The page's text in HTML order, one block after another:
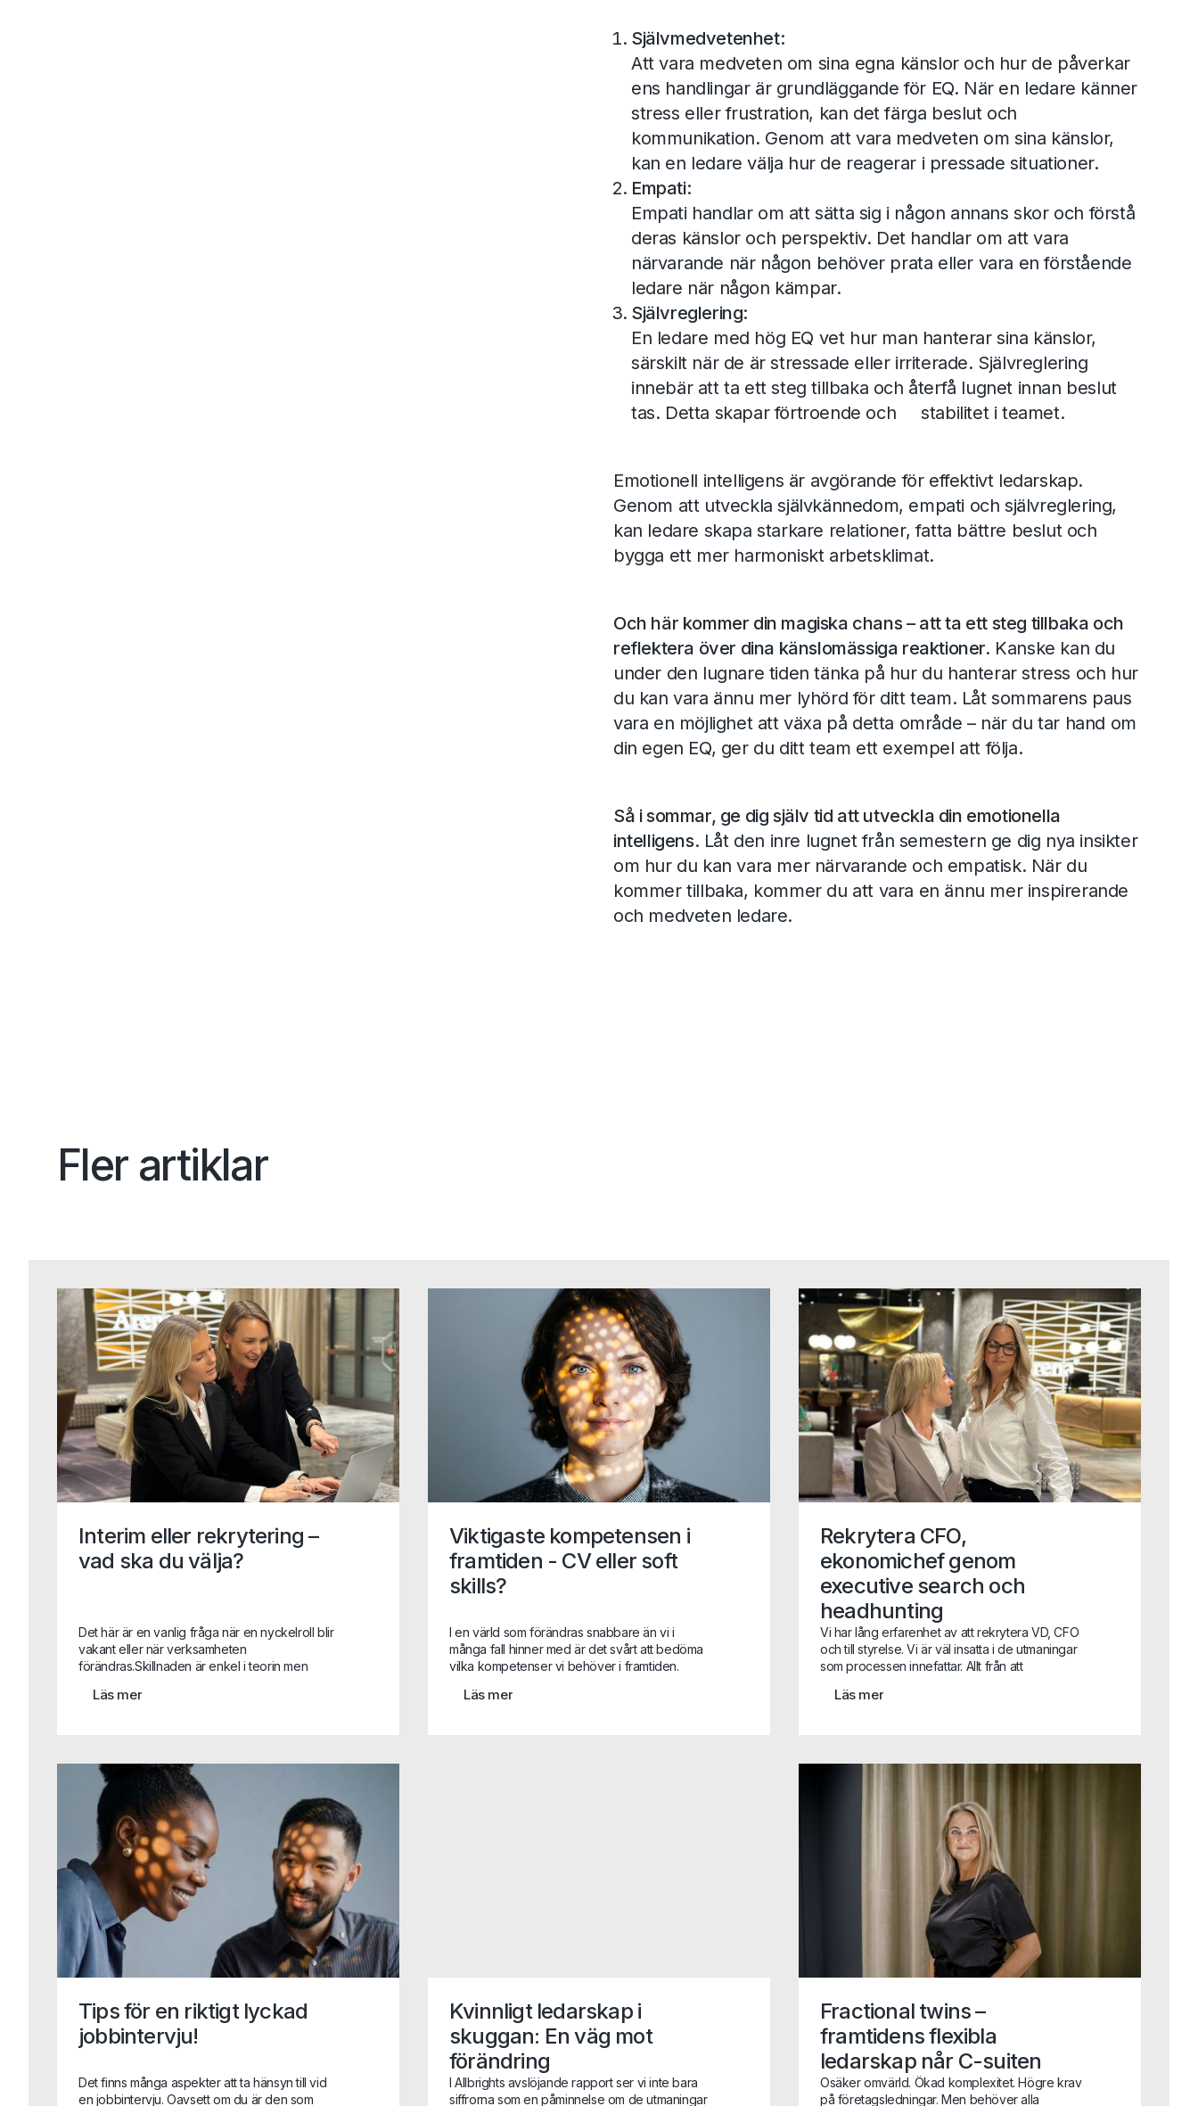
Självmedvetenhet:
Att vara medveten om sina egna känslor och hur de påverkar
ens handlingar är grundläggande för EQ. När en ledare känner
stress eller frustration, kan det färga beslut och
kommunikation. Genom att vara medveten om sina känslor,
kan en ledare välja hur de reagerar i pressade situationer.
Empati:
Empati handlar om att sätta sig i någon annans skor och förstå
deras känslor och perspektiv. Det handlar om att vara
närvarande när någon behöver prata eller vara en förstående
ledare när någon kämpar.
Självreglering:
En ledare med hög EQ vet hur man hanterar sina känslor,
särskilt när de är stressade eller irriterade. Självreglering
innebär att ta ett steg tillbaka och återfå lugnet innan beslut
tas. Detta skapar förtroende och stabilitet i teamet.
Emotionell intelligens är avgörande för effektivt ledarskap.
Genom att utveckla självkännedom, empati och självreglering,
kan ledare skapa starkare relationer, fatta bättre beslut och
bygga ett mer harmoniskt arbetsklimat.
Och här kommer din magiska chans – att ta ett steg tillbaka och
reflektera över dina känslomässiga reaktioner. Kanske kan du
under den lugnare tiden tänka på hur du hanterar stress och hur
du kan vara ännu mer lyhörd för ditt team. Låt sommarens paus
vara en möjlighet att växa på detta område – när du tar hand om
din egen EQ, ger du ditt team ett exempel att följa.
Så i sommar, ge dig själv tid att utveckla din emotionella
intelligens. Låt den inre lugnet från semestern ge dig nya insikter
om hur du kan vara mer närvarande och empatisk. När du
kommer tillbaka, kommer du att vara en ännu mer inspirerande
och medveten ledare.
Fler artiklar
Interim eller rekrytering –
vad ska du välja?
Det här är en vanlig fråga när en nyckelroll blir
vakant eller när verksamheten
förändras.Skillnaden är enkel i teorin men
behov eller är helt avgörande i en
Läs mer
Viktigaste kompetensen i
framtiden - CV eller soft
skills?
I en värld som förändras snabbare än vi i
många fall hinner med är det svårt att bedöma
vilka kompetenser vi behöver i framtiden.
används imorgon och med stor sannolikhet är
Läs mer
Rekrytera CFO,
ekonomichef genom
executive search och
headhunting
Vi har lång erfarenhet av att rekrytera VD, CFO
och till styrelse. Vi är väl insatta i de utmaningar
som processen innefattar. Allt från att
attrahera de mest lämpade kandidaterna som
uppdraget - något vi är vana vid. Har det
specialistkompetens? Hör av dig till oss!
Läs mer
Tips för en riktigt lyckad
jobbintervju!
Det finns många aspekter att ta hänsyn till vid
en jobbintervju. Oavsett om du är den som
Kvinnligt ledarskap i
skuggan: En väg mot
förändring
I Allbrights avslöjande rapport ser vi inte bara
siffrorna som en påminnelse om de utmaningar
Fractional twins –
framtidens flexibla
ledarskap når C-suiten
Osäker omvärld. Ökad komplexitet. Högre krav
på företagsledningar. Men behöver alla